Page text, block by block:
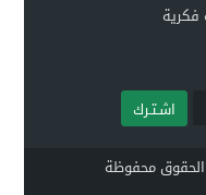
فكرية
اشـتـرك